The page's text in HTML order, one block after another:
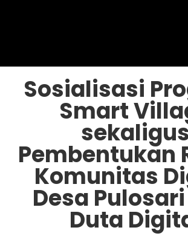
Sosialisasi
Smart
Pembentukan
Komunitas
Desa
Duta